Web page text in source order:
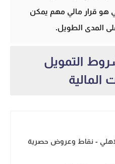
قرار مالي مهم يمكن
المدى الطويل.
التمويل
- نقاط وعروض حصرية